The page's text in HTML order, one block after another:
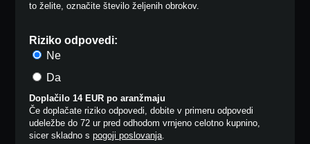
to želite, označite število željenih obrokov.
Riziko odpovedi:
Ne
Da
Doplačilo 14 EUR po aranžmaju
Če doplačate riziko odpovedi, dobite v primeru odpovedi
udeležbe do 72 ur pred odhodom vrnjeno celotno kupnino,
sicer skladno spogoji poslovanja.